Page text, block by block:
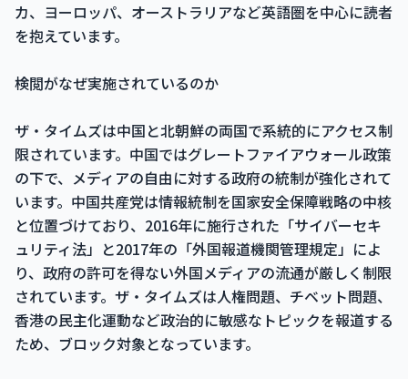
カ、ヨーロッパ、オーストラリアなど英語圏を中心に読者
を抱えています。
検閲がなぜ実施されているのか
ザ・タイムズは中国と北朝鮮の両国で系統的にアクセス制
限されています。中国ではグレートファイアウォール政策
の下で、メディアの自由に対する政府の統制が強化されて
います。中国共産党は情報統制を国家安全保障戦略の中核
と位置づけており、2016年に施行された「サイバーセキ
ュリティ法」と2017年の「外国報道機関管理規定」によ
り、政府の許可を得ない外国メディアの流通が厳しく制限
されています。ザ・タイムズは人権問題、チベット問題、
香港の民主化運動など政治的に敏感なトピックを報道する
ため、ブロック対象となっています。